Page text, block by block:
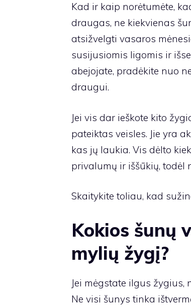
Kad ir kaip norėtumėte,
draugas, ne kiekvienas
atsižvelgti vasaros
susijusiomis ligomis ir
abejojate, pradėkite nuo
draugui.
Jei vis dar ieškote kito
pateiktas veisles. Jie yra
kas jų laukia. Vis dėlto
privalumų ir iššūkių, todėl
Skaitykite toliau, kad
Kokios šunų
mylių žygį?
Jei mėgstate ilgus
Ne visi šunys tinka